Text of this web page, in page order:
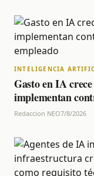
INTELIGENCIA
Gasto en IA
implementan
Redaccion NEO7/8/2026